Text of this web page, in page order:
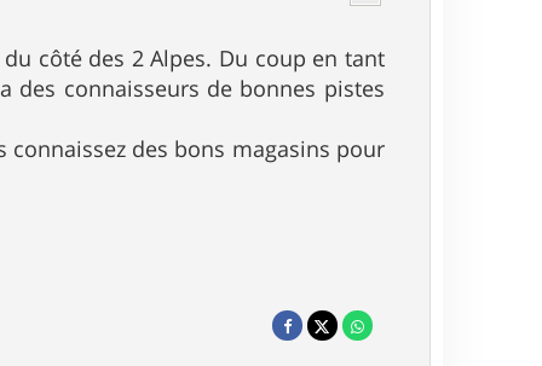
côté des 2 Alpes. Du coup en tant
des connaisseurs de bonnes pistes
des bons magasins pour